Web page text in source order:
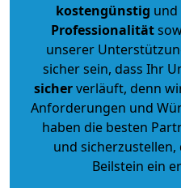
kostengünstig und
Professionalität
unserer
sicher sein, dass Ihr
sicherverläuft, denn
Anforderungen und
haben die besten
und
Beilstein ein